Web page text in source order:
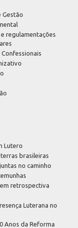
Gestão
regulamentações
Lutero
brasileiras
no caminho
retrospectiva
Luterana no
Anos da Reforma